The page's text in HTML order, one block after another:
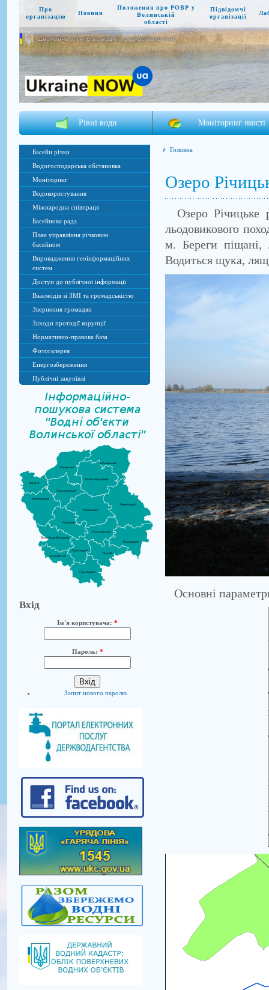
Про
організацію
Новини
Положення про РОВР у
Волинській
області
Підвідомчі
організації
Державне агентство водних ресурсів України
Рівні води Моніторинг якості
Басейн річки
Водогосподарська обстановка
Моніторинг
Водокористування
Міжнародна співпраця
Басейнова рада
План управління річковим
басейном
Впровадження геоінформаційних
систем
Доступ до публічної інформації
Взаємодія зі ЗМІ та громадськістю
Звернення громадян
Заходи протидії корупції
Нормативно-правова база
Фотогалерея
Енергозбереження
Публічні закупівлі
Вхід
Ім'я користувача: *
Пароль: *
Запит нового паролю
Головна
Озеро
Озеро Річицьке
льодовикового
м. Береги піщані,
Водиться щука, лящ,
Основні